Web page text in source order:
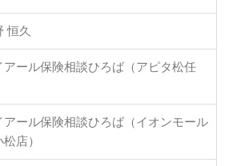
恒久
アール保険相談ひろば（アピタ松任
アール保険相談ひろば（イオンモール
店）